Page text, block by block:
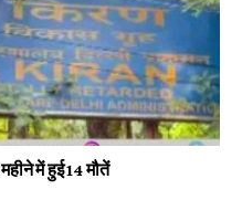
में हुई 14 मौतें